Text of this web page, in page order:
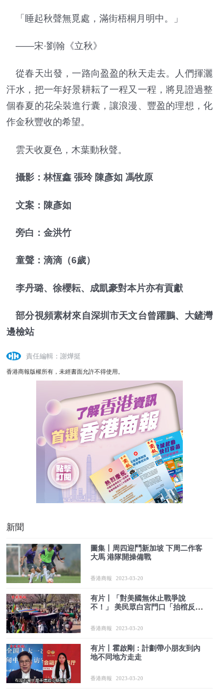
「睡起秋聲無覓處，滿街梧桐月明中。」
——宋·劉翰《立秋》
從春天出發，一路向盈盈的秋天走去。人們揮灑
汗水，把一年好景耕耘了一程又一程，將見證過整
個春夏的花朵裝進行囊，讓浪漫、豐盈的理想，化
作金秋豐收的希望。
雲天收夏色，木葉動秋聲。
攝影：林恆鑫 張玲 陳彥如 馮牧原
文案：陳彥如
旁白：金洪竹
童聲：滴滴（6歲）
李丹璐、徐櫻耘、成凱豪對本片亦有貢獻
部分視頻素材來自深圳市天文台曾躍鵬、大鏟灣
邊檢站
責任編輯：謝燁挺
香港商報版權所有，未經書面允許不得使用。
新聞
圖集丨周四迎鬥新加坡 下周二作客
大馬 港隊開操備戰
香港商報 2023-03-20
有片丨「對美國無休止戰爭說
不！」 美民眾白宮門口「抬棺反
香港商報 2023-03-20
有片丨霍啟剛：計劃帶小朋友到內
地不同地方走走
香港商報 2023-03-20